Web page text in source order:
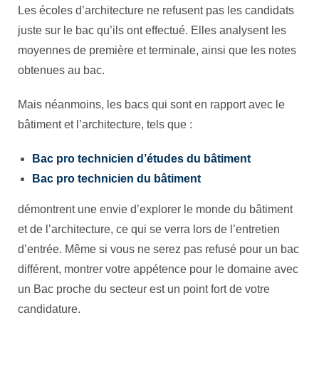
Les écoles d’architecture ne refusent pas les candidats
juste sur le bac qu’ils ont effectué. Elles analysent les
moyennes de première et terminale, ainsi que les notes
obtenues au bac.
Mais néanmoins, les bacs qui sont en rapport avec le
bâtiment et l’architecture, tels que :
Bac pro technicien d’études du bâtiment
Bac pro technicien du bâtiment
démontrent une envie d’explorer le monde du bâtiment
et de l’architecture, ce qui se verra lors de l’entretien
d’entrée. Même si vous ne serez pas refusé pour un bac
différent, montrer votre appétence pour le domaine avec
un Bac proche du secteur est un point fort de votre
candidature.